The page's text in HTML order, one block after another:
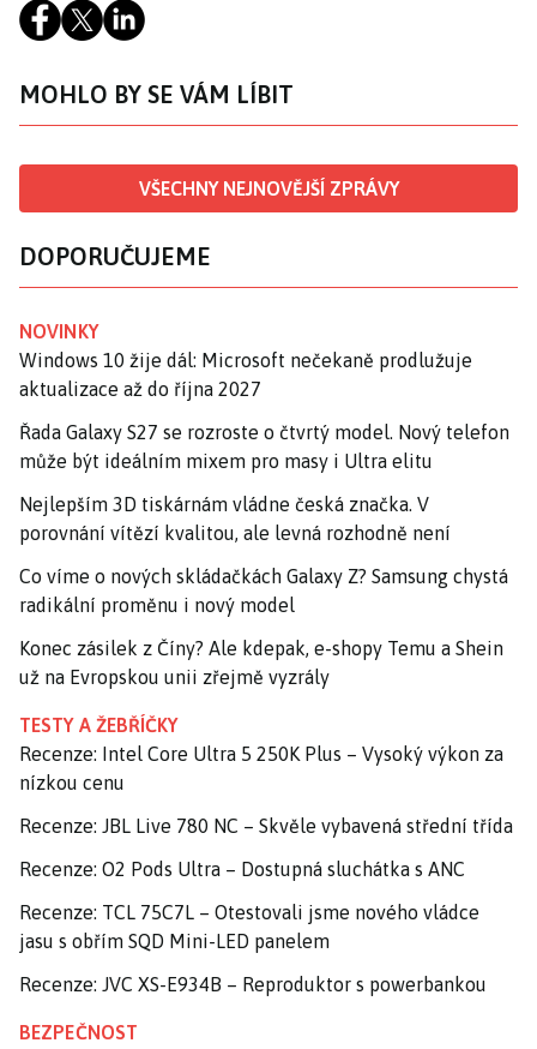
MOHLO BY SE VÁM LÍBIT
VŠECHNY NEJNOVĚJŠÍ ZPRÁVY
DOPORUČUJEME
NOVINKY
Windows 10 žije dál: Microsoft nečekaně prodlužuje
aktualizace až do října 2027
Řada Galaxy S27 se rozroste o čtvrtý model. Nový telefon
může být ideálním mixem pro masy i Ultra elitu
Nejlepším 3D tiskárnám vládne česká značka. V
porovnání vítězí kvalitou, ale levná rozhodně není
Co víme o nových skládačkách Galaxy Z? Samsung chystá
radikální proměnu i nový model
Konec zásilek z Číny? Ale kdepak, e-shopy Temu a Shein
už na Evropskou unii zřejmě vyzrály
TESTY A ŽEBŘÍČKY
Recenze: Intel Core Ultra 5 250K Plus – Vysoký výkon za
nízkou cenu
Recenze: JBL Live 780 NC – Skvěle vybavená střední třída
Recenze: O2 Pods Ultra – Dostupná sluchátka s ANC
Recenze: TCL 75C7L – Otestovali jsme nového vládce
jasu s obřím SQD Mini-LED panelem
Recenze: JVC XS-E934B – Reproduktor s powerbankou
BEZPEČNOST